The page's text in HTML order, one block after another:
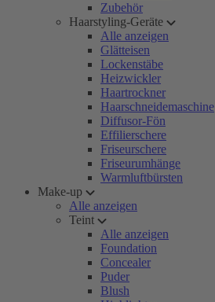
Zubehör
Haarstyling-Geräte
Alle anzeigen
Glätteisen
Lockenstäbe
Heizwickler
Haartrockner
Haarschneidemaschine
Diffusor-Fön
Effilierschere
Friseurschere
Friseurumhänge
Warmluftbürsten
Make-up
Alle anzeigen
Teint
Alle anzeigen
Foundation
Concealer
Puder
Blush